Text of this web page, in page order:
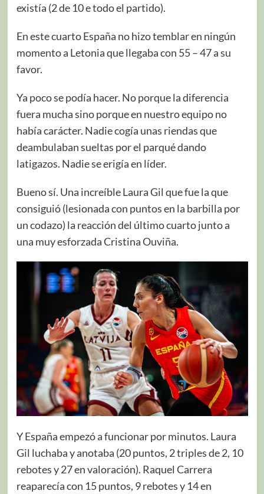
existía (2 de 10 e todo el partido).
En este cuarto España no hizo temblar en ningún
momento a Letonia que llegaba con 55 – 47 a su
favor.
Ya poco se podía hacer. No porque la diferencia
fuera mucha sino porque en nuestro equipo no
había carácter. Nadie cogía unas riendas que
deambulaban sueltas por el parqué dando
latigazos. Nadie se erigía en líder.
Bueno sí. Una increíble Laura Gil que fue la que
consiguió (lesionada con puntos en la barbilla por
un codazo) la reacción del último cuarto junto a
una muy esforzada Cristina Ouviña.
Y España empezó a funcionar por minutos. Laura
Gil luchaba y anotaba (20 puntos, 2 triples de 2, 10
rebotes y 27 en valoración). Raquel Carrera
reaparecía con 15 puntos, 9 rebotes y 14 en